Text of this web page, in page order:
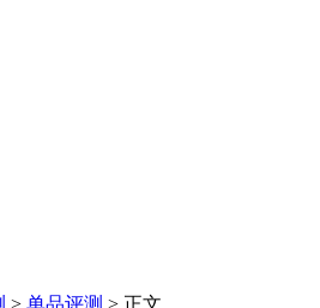
> 单品评测 > 正文